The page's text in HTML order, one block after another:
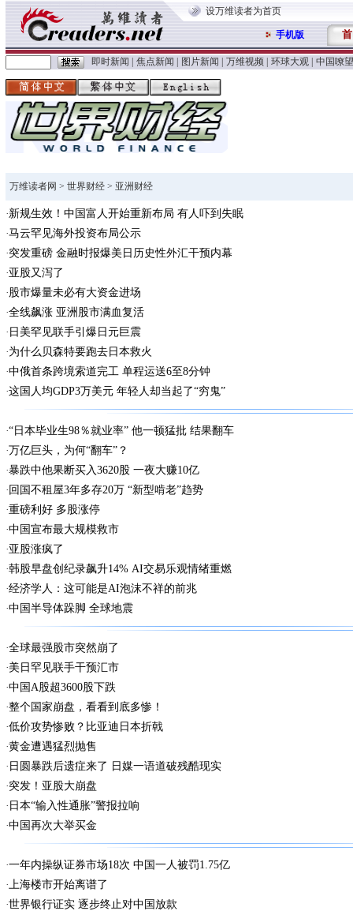
设万维读者为首页
手机版 首
即时新闻 焦点新闻 图片新闻 万维视频 环球大观 中国嘹望
万维读者网 > 世界财经 > 亚洲财经
新规生效！中国富人开始重新布局 有人吓到失眠
马云罕见海外投资布局公示
突发重磅 金融时报爆美日历史性外汇干预内幕
亚股又泻了
股市爆量未必有大资金进场
全线飙涨 亚洲股市满血复活
日美罕见联手引爆日元巨震
为什么贝森特要跑去日本救火
中俄首条跨境索道完工 单程运送6至8分钟
这国人均GDP3万美元 年轻人却当起了“穷鬼”
“日本毕业生98％就业率” 他一顿猛批 结果翻车
万亿巨头，为何“翻车”？
暴跌中他果断买入3620股 一夜大赚10亿
回国不租屋3年多存20万 “新型啃老”趋势
重磅利好 多股涨停
中国宣布最大规模救市
亚股涨疯了
韩股早盘创纪录飙升14% AI交易乐观情绪重燃
经济学人：这可能是AI泡沫不祥的前兆
中国半导体跺脚 全球地震
全球最强股市突然崩了
美日罕见联手干预汇市
中国A股超3600股下跌
整个国家崩盘，看看到底多惨！
低价攻势惨败？比亚迪日本折戟
黄金遭遇猛烈抛售
日圆暴跌后遗症来了 日媒一语道破残酷现实
突发！亚股大崩盘
日本“输入性通胀”警报拉响
中国再次大举买金
一年内操纵证券市场18次 中国一人被罚1.75亿
上海楼市开始离谱了
世界银行证实 逐步终止对中国放款